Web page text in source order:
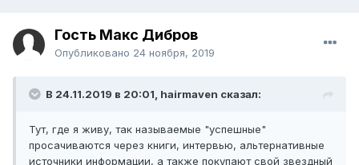
Гость Макс Дибров
Опубликовано 24 ноября, 2019
В 24.11.2019 в 20:01, hairmaven сказал:
Тут, где я живу, так называемые "успешные"
просачиваются через книги, интервью, альтернативные
источники информации, а также покупают свой звездный